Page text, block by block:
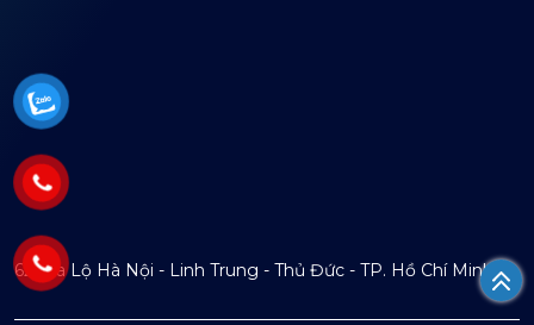
621 Xa Lộ Hà Nội - Linh Trung - Thủ Đức - TP. Hồ Chí Minh